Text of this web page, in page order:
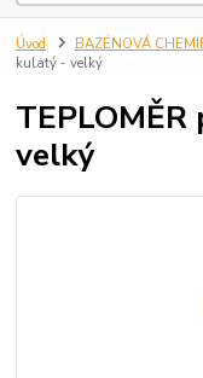
Úvod BAZÉNOVÁ
kulatý - velký
velký